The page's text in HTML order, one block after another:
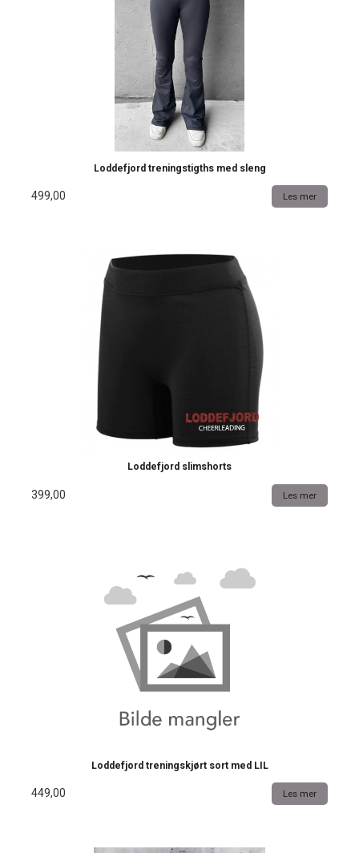
Loddefjord treningstigths med sleng
499,00 Les mer
Loddefjord slimshorts
399,00 Les mer
Loddefjord treningskjørt sort med LIL
449,00 Les mer